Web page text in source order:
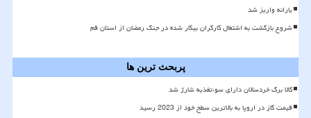
یارانه واریز شد
شروع بازگشت به اشتغال کارگران بیکار شده در جنگ رمضان از استان قم
پربحث ترین ها
کالا برگ خردسالان دارای سوءتغذیه شارژ شد
قیمت گاز در اروپا به بالاترین سطح خود از 2023 رسید